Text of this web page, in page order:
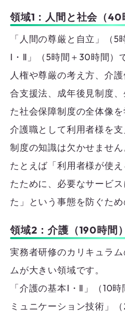
領域1：人間と社会（40
「人間の尊厳と自立」（
Ⅰ・Ⅱ」（5時間＋30時間）
人権や尊厳の考え方、介
合支援法、成年後見制度
た社会保障制度の全体像を
介護職として利用者様を
制度の知識は欠かせません
たとえば「利用者様が使
たために、必要なサービ
た」という事態を防ぐため
領域2：介護（190時間）
実務者研修のカリキュラ
ムが大きい領域です。
「介護の基本Ⅰ・Ⅱ」（10
ミュニケーション技術」